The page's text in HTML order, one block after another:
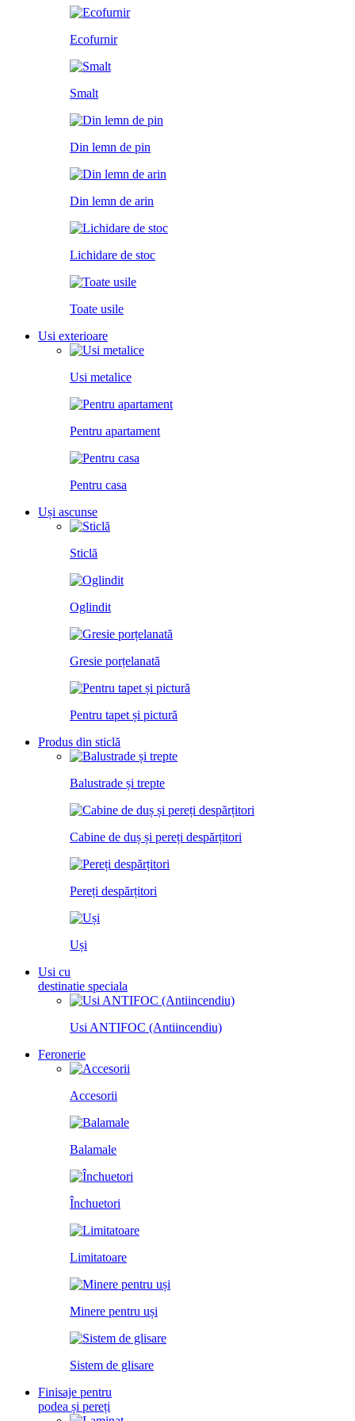
Ecofurnir
Smalt
Din lemn de pin
Din lemn de arin
Lichidare de stoc
Toate usile
Usi exterioare
Usi metalice
Pentru apartament
Pentru casa
Uși ascunse
Sticlă
Oglindit
Gresie porțelanată
Pentru tapet și pictură
Produs din sticlă
Balustrade și trepte
Cabine de duș și pereți despărțitori
Pereți despărțitori
Uși
Usi cu
destinatie speciala
Usi ANTIFOC (Antiincendiu)
Feronerie
Accesorii
Balamale
Închuetori
Limitatoare
Minere pentru uși
Sistem de glisare
Finisaje pentru
podea și pereți